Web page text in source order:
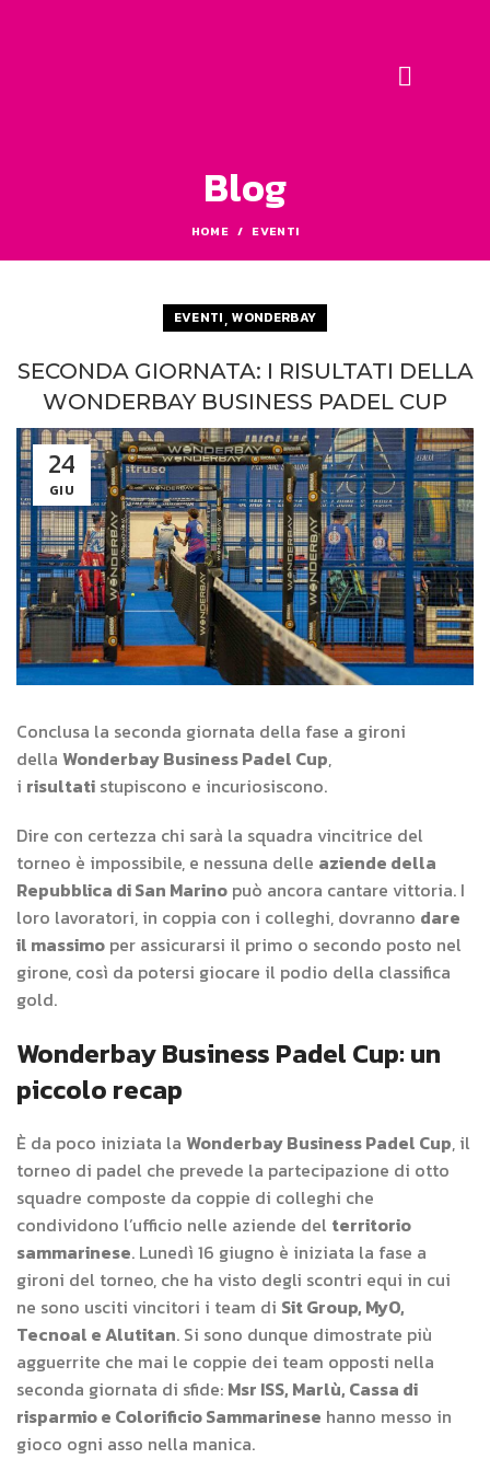
Blog
HOME EVENTI
EVENTI, WONDERBAY
SECONDA GIORNATA: I RISULTATI DELLA
WONDERBAY BUSINESS PADEL CUP
24
GIU
Conclusa la seconda giornata della fase a gironi
della Wonderbay Business Padel Cup,
i risultati stupiscono e incuriosiscono.
Dire con certezza chi sarà la squadra vincitrice del
torneo è impossibile, e nessuna delle aziende della
Repubblica di San Marino può ancora cantare vittoria. I
loro lavoratori, in coppia con i colleghi, dovranno dare
il massimo per assicurarsi il primo o secondo posto nel
girone, così da potersi giocare il podio della classifica
gold.
Wonderbay Business Padel Cup: un
piccolo recap
È da poco iniziata la Wonderbay Business Padel Cup, il
torneo di padel che prevede la partecipazione di otto
squadre composte da coppie di colleghi che
condividono l’ufficio nelle aziende del territorio
sammarinese. Lunedì 16 giugno è iniziata la fase a
gironi del torneo, che ha visto degli scontri equi in cui
ne sono usciti vincitori i team di Sit Group, MyO,
Tecnoal e Alutitan. Si sono dunque dimostrate più
agguerrite che mai le coppie dei team opposti nella
seconda giornata di sfide: Msr ISS, Marlù, Cassa di
risparmio e Colorificio Sammarinese hanno messo in
gioco ogni asso nella manica.